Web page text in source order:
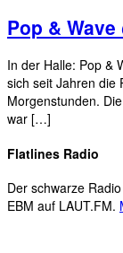
Pop &
In der Halle: Pop &
sich seit Jahren die
Morgenstunden.
war […]
Flatlines Radio
Der schwarze
EBM auf LAUT.FM.